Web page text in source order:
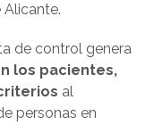
de control genera
los pacientes,
al
personas en